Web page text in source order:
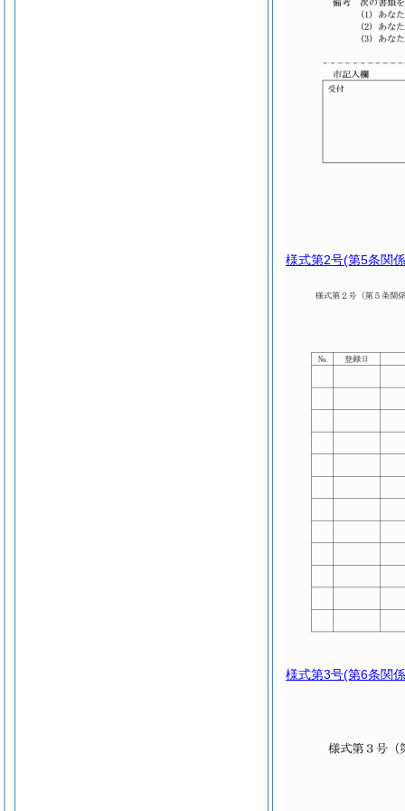
様式第2号(第5条関
様式第3号(第6条関